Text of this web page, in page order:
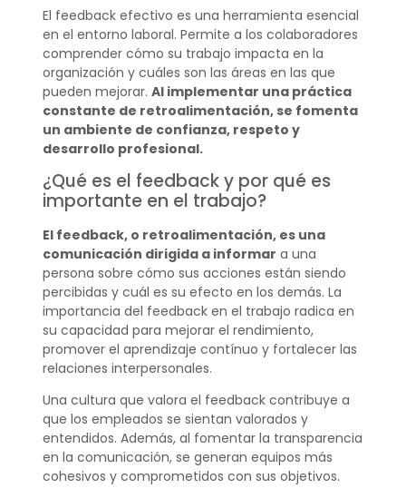
El feedback efectivo es una herramienta esencial
en el entorno laboral. Permite a los colaboradores
comprender cómo su trabajo impacta en la
organización y cuáles son las áreas en las que
pueden mejorar. Al implementar una práctica
constante de retroalimentación, se fomenta
un ambiente de confianza, respeto y
desarrollo profesional.
¿Qué es el feedback y por qué es
importante en el trabajo?
El feedback, o retroalimentación, es una
comunicación dirigida a informar a una
persona sobre cómo sus acciones están siendo
percibidas y cuál es su efecto en los demás. La
importancia del feedback en el trabajo radica en
su capacidad para mejorar el rendimiento,
promover el aprendizaje contínuo y fortalecer las
relaciones interpersonales.
Una cultura que valora el feedback contribuye a
que los empleados se sientan valorados y
entendidos. Además, al fomentar la transparencia
en la comunicación, se generan equipos más
cohesivos y comprometidos con sus objetivos.